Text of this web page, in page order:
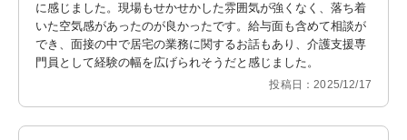
に感じました。現場もせかせかした雰囲気が強くなく、落ち着
いた空気感があったのが良かったです。給与面も含めて相談が
でき、面接の中で居宅の業務に関するお話もあり、介護支援専
門員として経験の幅を広げられそうだと感じました。
投稿日：2025/12/17